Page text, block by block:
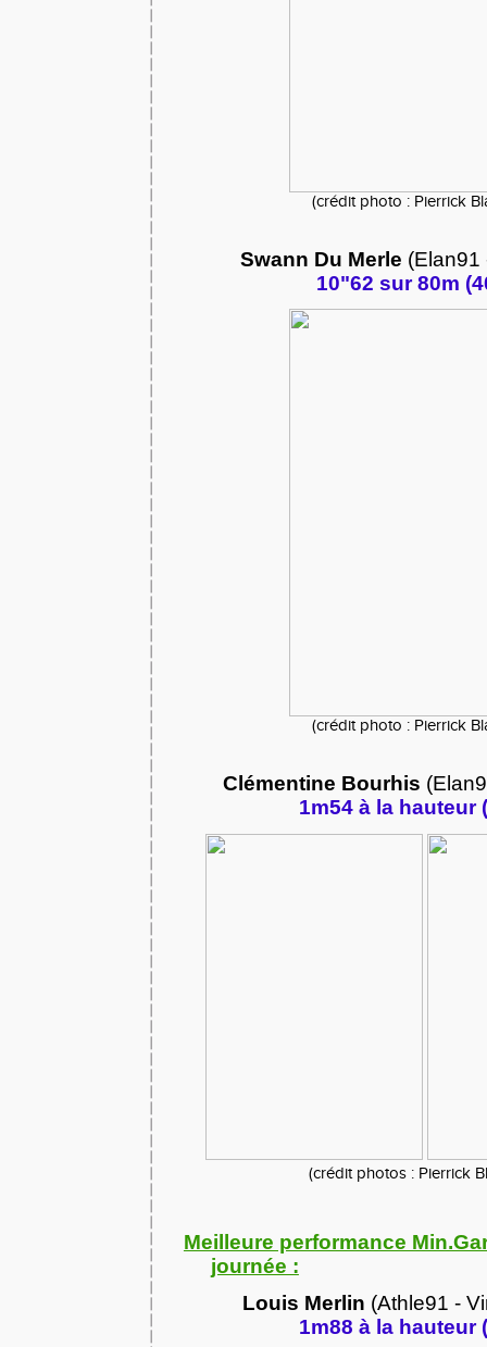
(crédit photo : Pierrick
Swann Du Merle (Elan91
10"62 sur 80m
(crédit photo : Pierrick
Clémentine Bourhis
1m54 à la hauteur
(crédit photos : Pierrick
Meilleure performance
journée :
Louis Merlin (Athle91 -
1m88 à la hauteur